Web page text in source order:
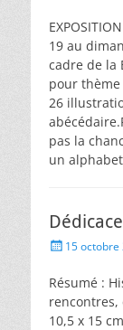
19 au
cadre de la
pour thème
26
pas la
un alphabet
15 octobre
Résumé :
rencontres,
10,5 x 15